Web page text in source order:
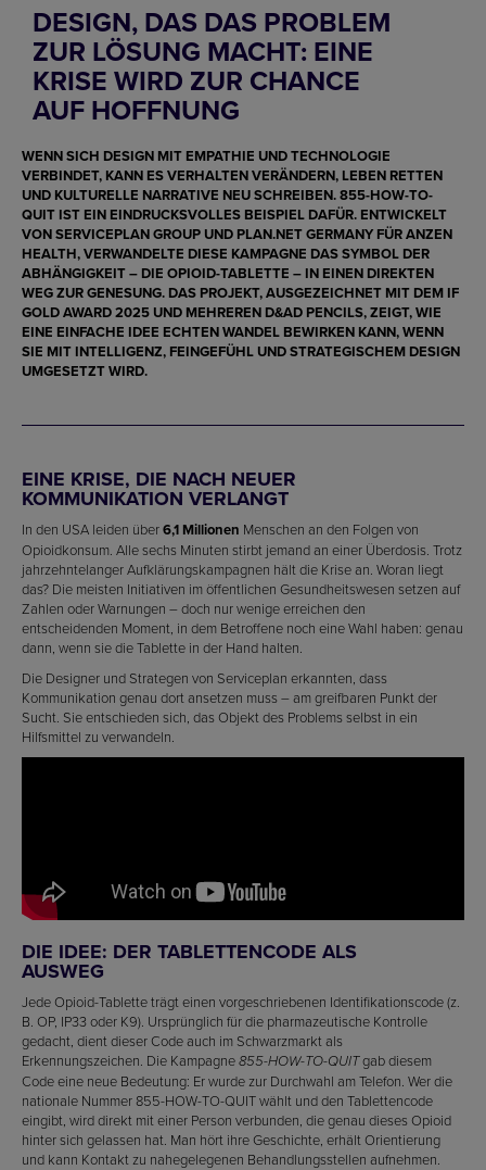
DESIGN, DAS DAS PROBLEM
ZUR LÖSUNG MACHT: EINE
KRISE WIRD ZUR CHANCE
AUF HOFFNUNG
WENN SICH DESIGN MIT EMPATHIE UND TECHNOLOGIE
VERBINDET, KANN ES VERHALTEN VERÄNDERN, LEBEN RETTEN
UND KULTURELLE NARRATIVE NEU SCHREIBEN.855-HOW-TO-
QUIT IST EIN EINDRUCKSVOLLES BEISPIEL DAFÜR. ENTWICKELT
VONSERVICEPLAN GROUP UND PLAN.NET GERMANY FÜRANZEN
HEALTH, VERWANDELTE DIESE KAMPAGNE DAS SYMBOL DER
ABHÄNGIGKEIT – DIE OPIOID-TABLETTE – IN EINEN DIREKTEN
WEG ZUR GENESUNG. DAS PROJEKT, AUSGEZEICHNET MIT DEM IF
GOLD AWARD 2025 UND MEHREREN D&AD PENCILS, ZEIGT, WIE
EINE EINFACHE IDEE ECHTEN WANDEL BEWIRKEN KANN, WENN
SIE MIT INTELLIGENZ, FEINGEFÜHL UND STRATEGISCHEM DESIGN
UMGESETZT WIRD.
EINE KRISE, DIE NACH NEUER
KOMMUNIKATION VERLANGT
In den USA leiden über6,1 Millionen Menschen an den Folgen von
Opioidkonsum. Alle sechs Minuten stirbt jemand an einer Überdosis. Trotz
jahrzehntelanger Aufklärungskampagnen hält die Krise an. Woran liegt
das? Die meisten Initiativen im öffentlichen Gesundheitswesen setzen auf
Zahlen oder Warnungen – doch nur wenige erreichen den
entscheidenden Moment, in dem Betroffene noch eine Wahl haben: genau
dann, wenn sie die Tablette in der Hand halten.
Die Designer und Strategen von Serviceplan erkannten, dass
Kommunikation genau dort ansetzen muss – am greifbaren Punkt der
Sucht. Sie entschieden sich, das Objekt des Problems selbst in ein
Hilfsmittel zu verwandeln.
DIE IDEE: DER TABLETTENCODE ALS
AUSWEG
Jede Opioid-Tablette trägt einen vorgeschriebenen Identifikationscode (z.
B. OP, IP33 oder K9). Ursprünglich für die pharmazeutische Kontrolle
gedacht, dient dieser Code auch im Schwarzmarkt als
Erkennungszeichen. Die Kampagne855-HOW-TO-QUITgab diesem
Code eine neue Bedeutung: Er wurde zur Durchwahl am Telefon. Wer die
nationale Nummer 855-HOW-TO-QUIT wählt und den Tablettencode
eingibt, wird direkt mit einer Person verbunden, die genau dieses Opioid
hinter sich gelassen hat. Man hört ihre Geschichte, erhält Orientierung
und kann Kontakt zu nahegelegenen Behandlungsstellen aufnehmen.